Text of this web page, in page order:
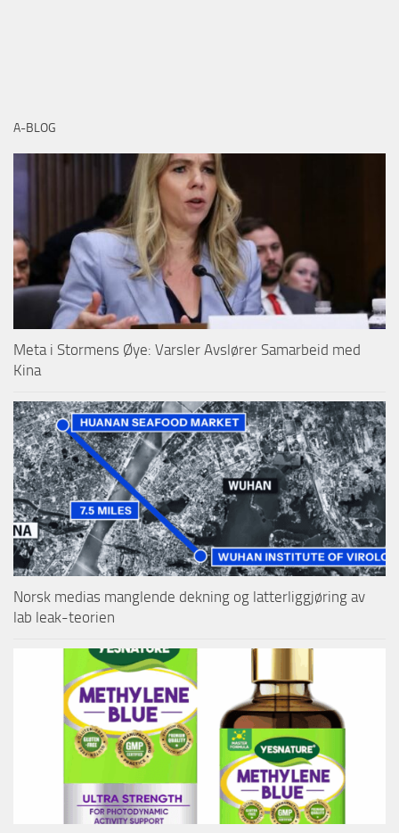
A-BLOG
Meta i Stormens Øye: Varsler Avslører Samarbeid med
Kina
Norsk medias manglende dekning og latterliggjøring av
lab leak-teorien